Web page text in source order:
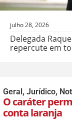
julho 28, 2026
Delegada
repercute em
Geral, Jurídico,
O caráter
conta laranja